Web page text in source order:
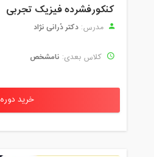
کنکورفشرده فیزیک تجربی
مدرس: دکتر دُرانی نژاد
کلاس بعدی: نامشخص
خرید دوره